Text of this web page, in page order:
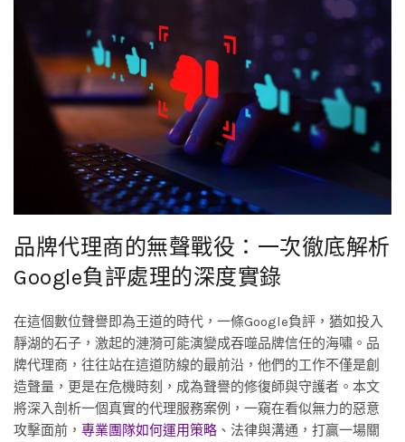
品牌代理商的無聲戰役：一次徹底解析
Google負評處理的深度實錄
在這個數位聲譽即為王道的時代，一條Google負評，猶如投入
靜湖的石子，激起的漣漪可能演變成吞噬品牌信任的海嘯。品
牌代理商，往往站在這道防線的最前沿，他們的工作不僅是創
造聲量，更是在危機時刻，成為聲譽的修復師與守護者。本文
將深入剖析一個真實的代理服務案例，一窺在看似無力的惡意
攻擊面前， 專業團隊如何運用策略 、法律與溝通，打贏一場關